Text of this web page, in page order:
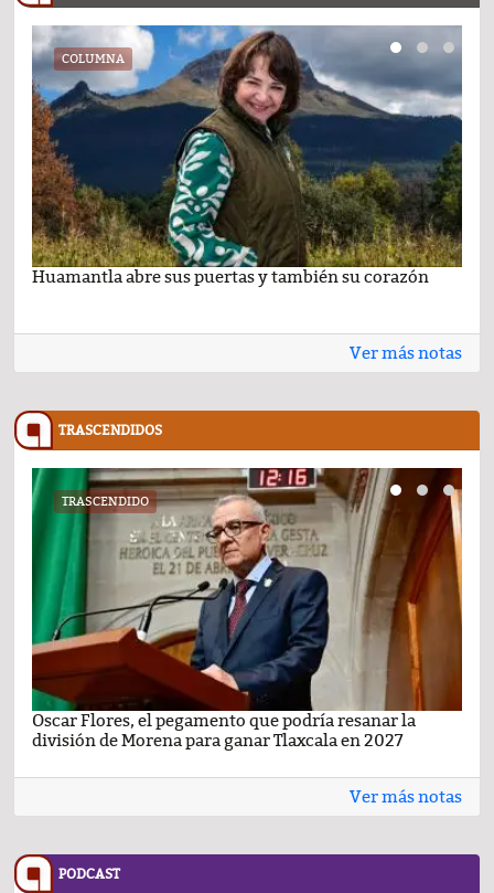
COLUMNA
Huamantla abre sus puertas y también su corazón
Ver más notas
TRASCENDIDOS
TRASCENDIDO
Oscar Flores, el pegamento que podría resanar la
división de Morena para ganar Tlaxcala en 2027
Ver más notas
PODCAST